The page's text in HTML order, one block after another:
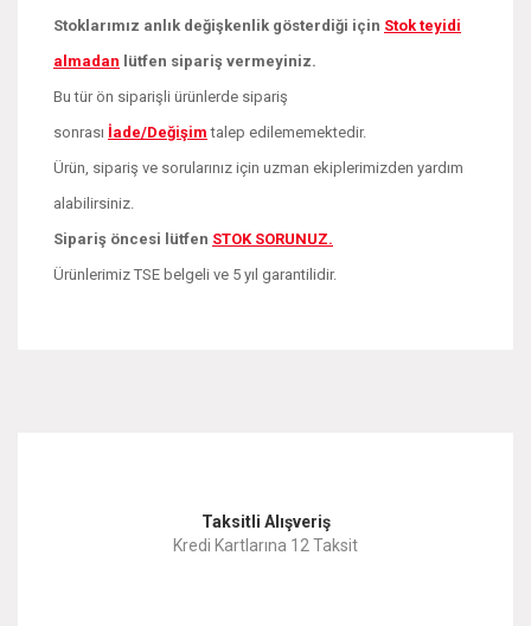
Stoklarımız anlık değişkenlik gösterdiği için Stok teyidi
almadan lütfen sipariş vermeyiniz.
Bu tür ön siparişli ürünlerde sipariş
sonrası İade/Değişim talep edilememektedir.
Ürün, sipariş ve sorularınız için uzman ekiplerimizden yardım
alabilirsiniz.
Sipariş öncesi lütfen STOK SORUNUZ.
Ürünlerimiz TSE belgeli ve 5 yıl garantilidir.
Ürün resmi kalitesiz, bozuk veya görüntülenemiyor.
Taksitli Alışveriş
Kredi Kartlarına 12 Taksit